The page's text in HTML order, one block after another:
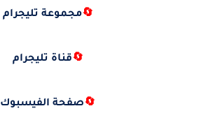
🔄مجموعة تليجرام
🔄قناة تليجرام
🔄صفحة الفيسبوك